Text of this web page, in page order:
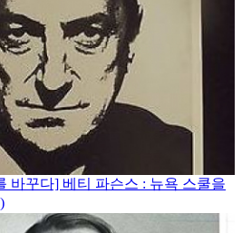
바꾸다] 베티 파슨스 : 뉴욕 스쿨을